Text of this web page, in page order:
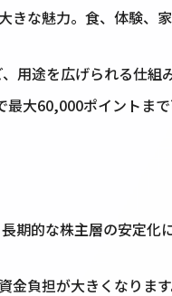
きな魅力。食、体験、
用途を広げられる仕組
最大60,000ポイントま
期的な株主層の安定化
金負担が大きくなりま